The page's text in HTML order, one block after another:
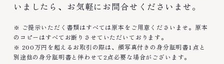
いましたら、お気軽にお問合せくださいませ。
※ ご提示いただく書類はすべては原本をご用意くださいませ。原本
のコピーはすべてお断りさせていただいております。
※ 200万円を超えるお取引の際は、顔写真付きの身分証明書1点と
別途他の身分証明書と伴わせて2点必要な場合がございます。